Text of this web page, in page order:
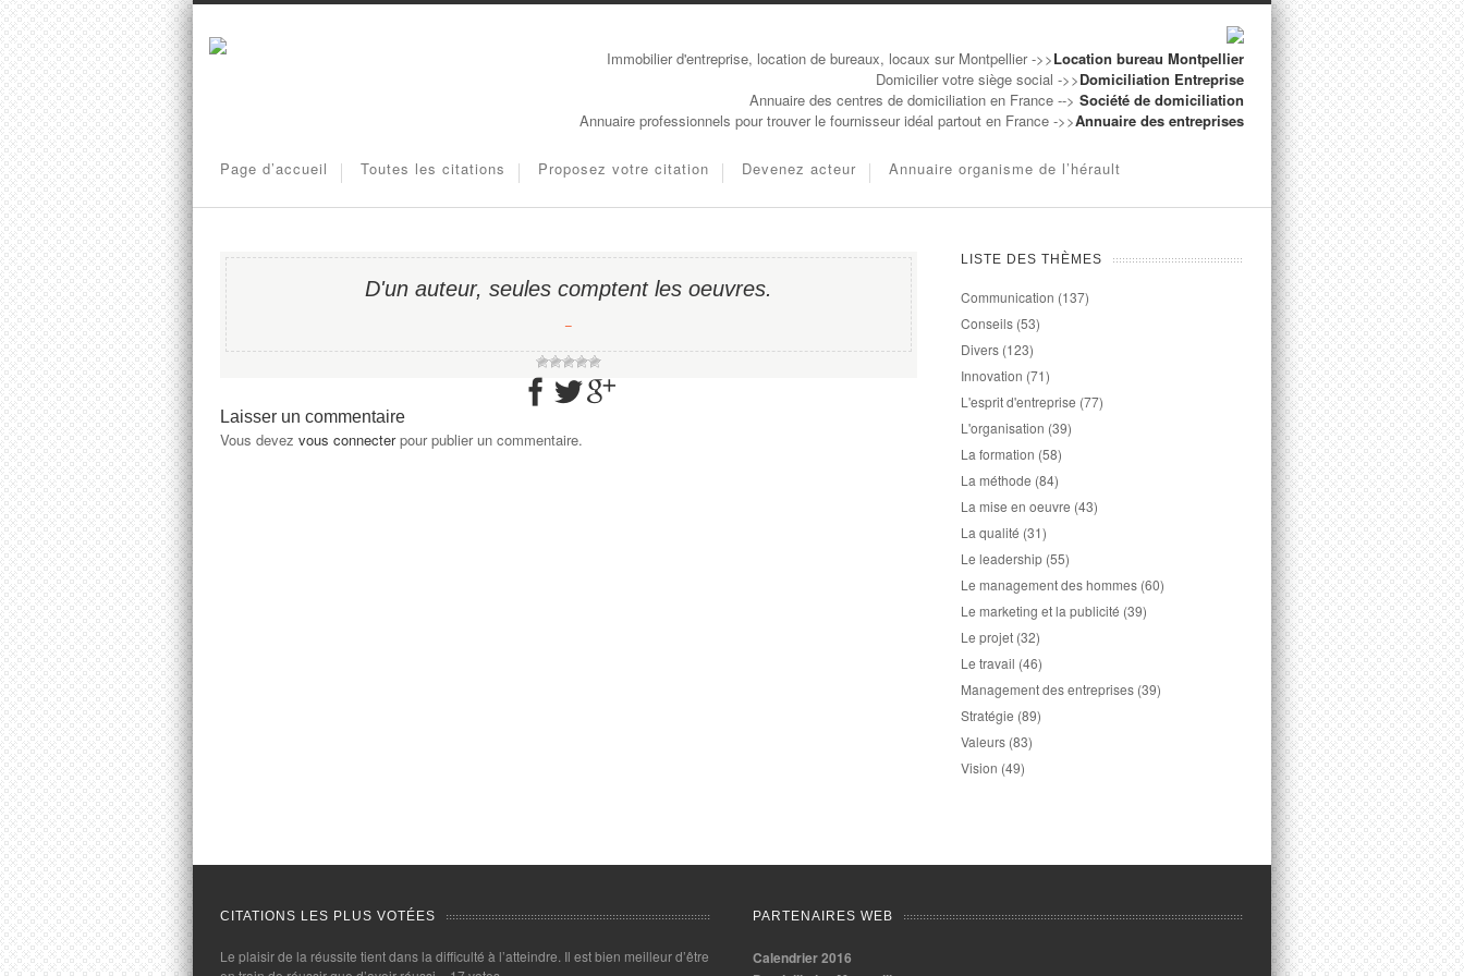
Immobilier d'entreprise, location de bureaux, locaux sur Montpellier ->>Location bureau Montpellier
Domicilier votre siège social ->>Domiciliation Entreprise
Annuaire des centres de domiciliation en France --> Société de domiciliation
Annuaire professionnels pour trouver le fournisseur idéal partout en France ->>Annuaire des entreprises
Page d’accueil Toutes les citations Proposez votre citation Devenez acteur Annuaire organisme de l’hérault
D'un auteur, seules comptent les oeuvres.
−
Laisser un commentaire
Vous devez vous connecterpour publier un commentaire.
LISTE DES THÈMES
Communication (137)
Conseils (53)
Divers (123)
Innovation (71)
L'esprit d'entreprise (77)
L'organisation (39)
La formation (58)
La méthode (84)
La mise en oeuvre (43)
La qualité (31)
Le leadership (55)
Le management des hommes (60)
Le marketing et la publicité (39)
Le projet (32)
Le travail (46)
Management des entreprises (39)
Stratégie (89)
Valeurs (83)
Vision (49)
CITATIONS LES PLUS VOTÉES
Le plaisir de la réussite tient dans la difficulté à l’atteindre. Il est bien meilleur d’être
PARTENAIRES WEB
Calendrier 2016